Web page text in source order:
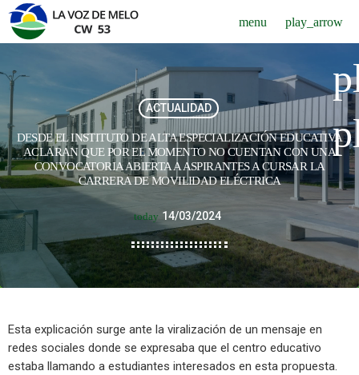
menu play_arrow
ACTUALIDAD
DESDE EL INSTITUTO DE ALTA ESPECIALIZACIÓN EDUCATIVA
ACLARAN QUE POR EL MOMENTO NO CUENTAN CON UNA
CONVOCATORIA ABIERTA A ASPIRANTES A CURSAR LA
CARRERA DE MOVILIDAD ELÉCTRICA
today 14/03/2024
Esta explicación surge ante la viralización de un mensaje en
redes sociales donde se expresaba que el centro educativo
estaba llamando a estudiantes interesados en esta propuesta.